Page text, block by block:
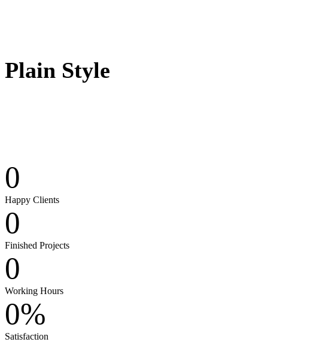
Plain Style
0
Happy Clients
0
Finished Projects
0
Working Hours
0%
Satisfaction